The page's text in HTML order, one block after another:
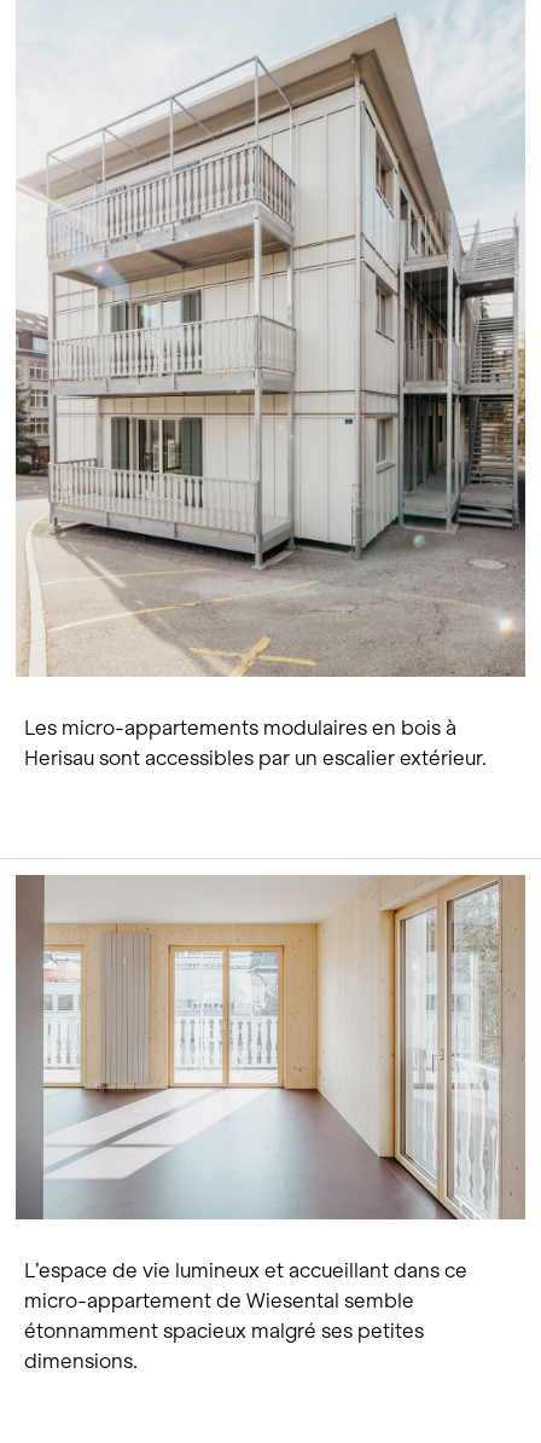
Les micro-appartements modulaires en bois à
Herisau sont accessibles par un escalier extérieur.
L’espace de vie lumineux et accueillant dans ce
micro-appartement de Wiesental semble
étonnamment spacieux malgré ses petites
dimensions.